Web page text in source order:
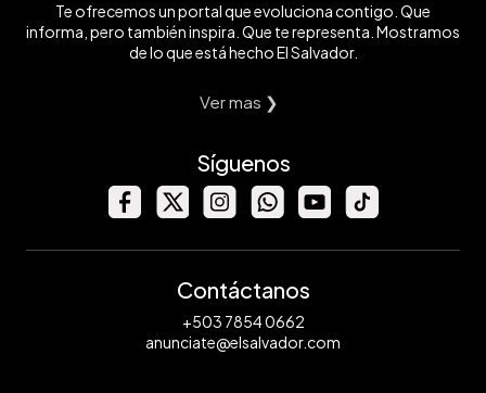
Te ofrecemos un portal que evoluciona contigo. Que
informa, pero también inspira. Que te representa. Mostramos
de lo que está hecho El Salvador.
Ver mas ❯
Síguenos
Contáctanos
+503 7854 0662
anunciate@elsalvador.com